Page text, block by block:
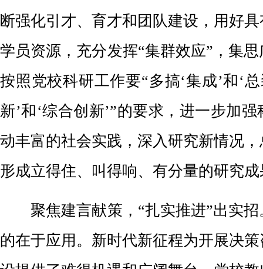
断强化引才、育才和团队建设，用好
学员资源，充分发挥“集群效应”，集
按照党校科研工作要“多搞‘集成’和‘
新’和‘综合创新’”的要求，进一步加
动丰富的社会实践，深入研究新情况
形成立得住、叫得响、有分量的研究
聚焦建言献策，“扎实推进”出实招
的在于应用。新时代新征程为开展决